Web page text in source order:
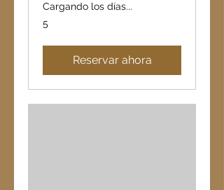
Cargando los días...
5
Reservar ahora